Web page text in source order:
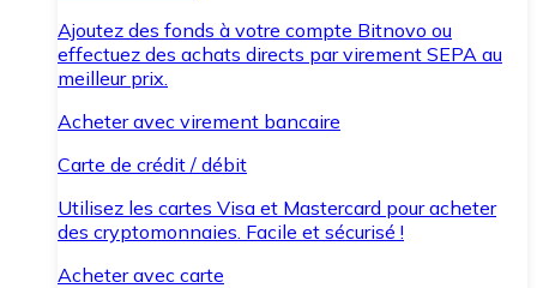
Ajoutez des fonds à votre compte Bitnovo ou
effectuez des achats directs par virement SEPA au
meilleur prix.
Acheter avec virement bancaire
Carte de crédit / débit
Utilisez les cartes Visa et Mastercard pour acheter
des cryptomonnaies. Facile et sécurisé !
Acheter avec carte